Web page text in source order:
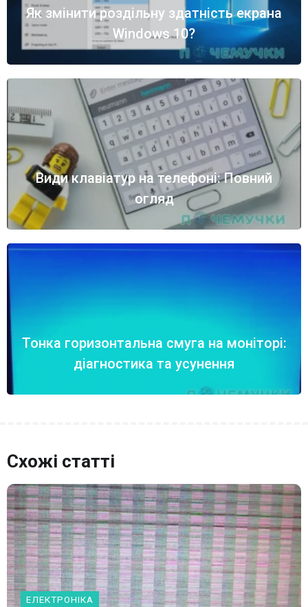
Як змінити роздільну здатність екрана
Windows 10?
Види клавіатур на телефоні: Повний
огляд
Тонка горизонтальна смуга на моніторі:
діагностика та усунення
Схожі статті
ЕЛЕКТРОНІКА